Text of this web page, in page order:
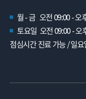
월 - 금 오전 09:00 - 오
토요일 오전 09:00 - 오
점심시간 진료 가능 / 일